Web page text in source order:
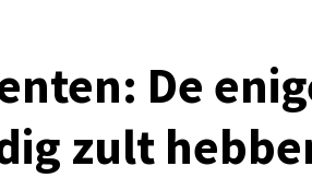
De
zult